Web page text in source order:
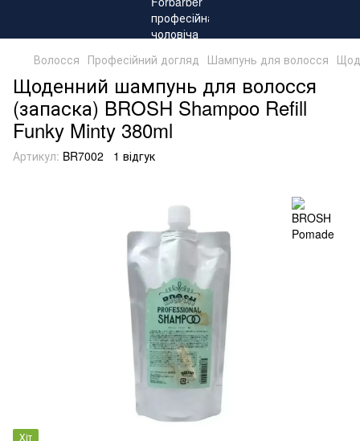
Волосся Професійний догляд Шампунь для волосся
Щоденний шампунь для волосся
(запаска) BROSH Shampoo Refill
Funky Minty 380ml
Артикул: BR7002 1 відгук
Хіт